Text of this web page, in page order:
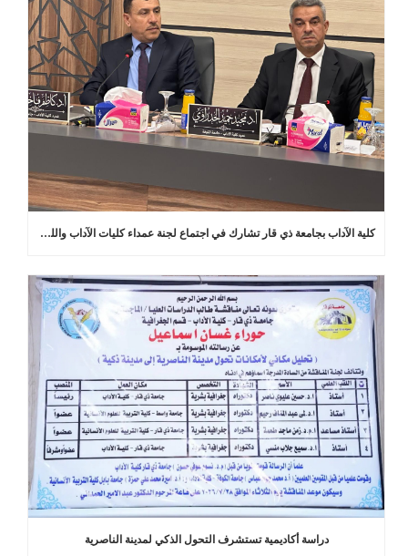
كلية الآداب بجامعة ذي قار تشارك في اجتماع لجنة عمداء كليات الآداب واللغات في العراق
دراسة أكاديمية تستشرف التحول الذكي لمدينة الناصرية